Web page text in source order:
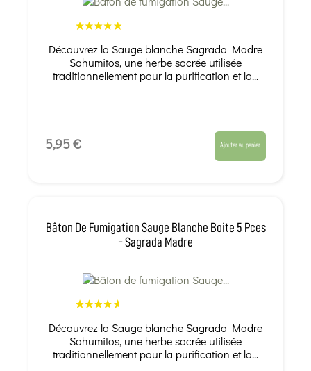
Découvrez la Sauge blanche Sagrada Madre
Sahumitos, une herbe sacrée utilisée
traditionnellement pour la purification et la...
5,95 € Ajouter au panier
Bâton De Fumigation Sauge Blanche Boite 5 Pces
- Sagrada Madre
Découvrez la Sauge blanche Sagrada Madre
Sahumitos, une herbe sacrée utilisée
traditionnellement pour la purification et la...